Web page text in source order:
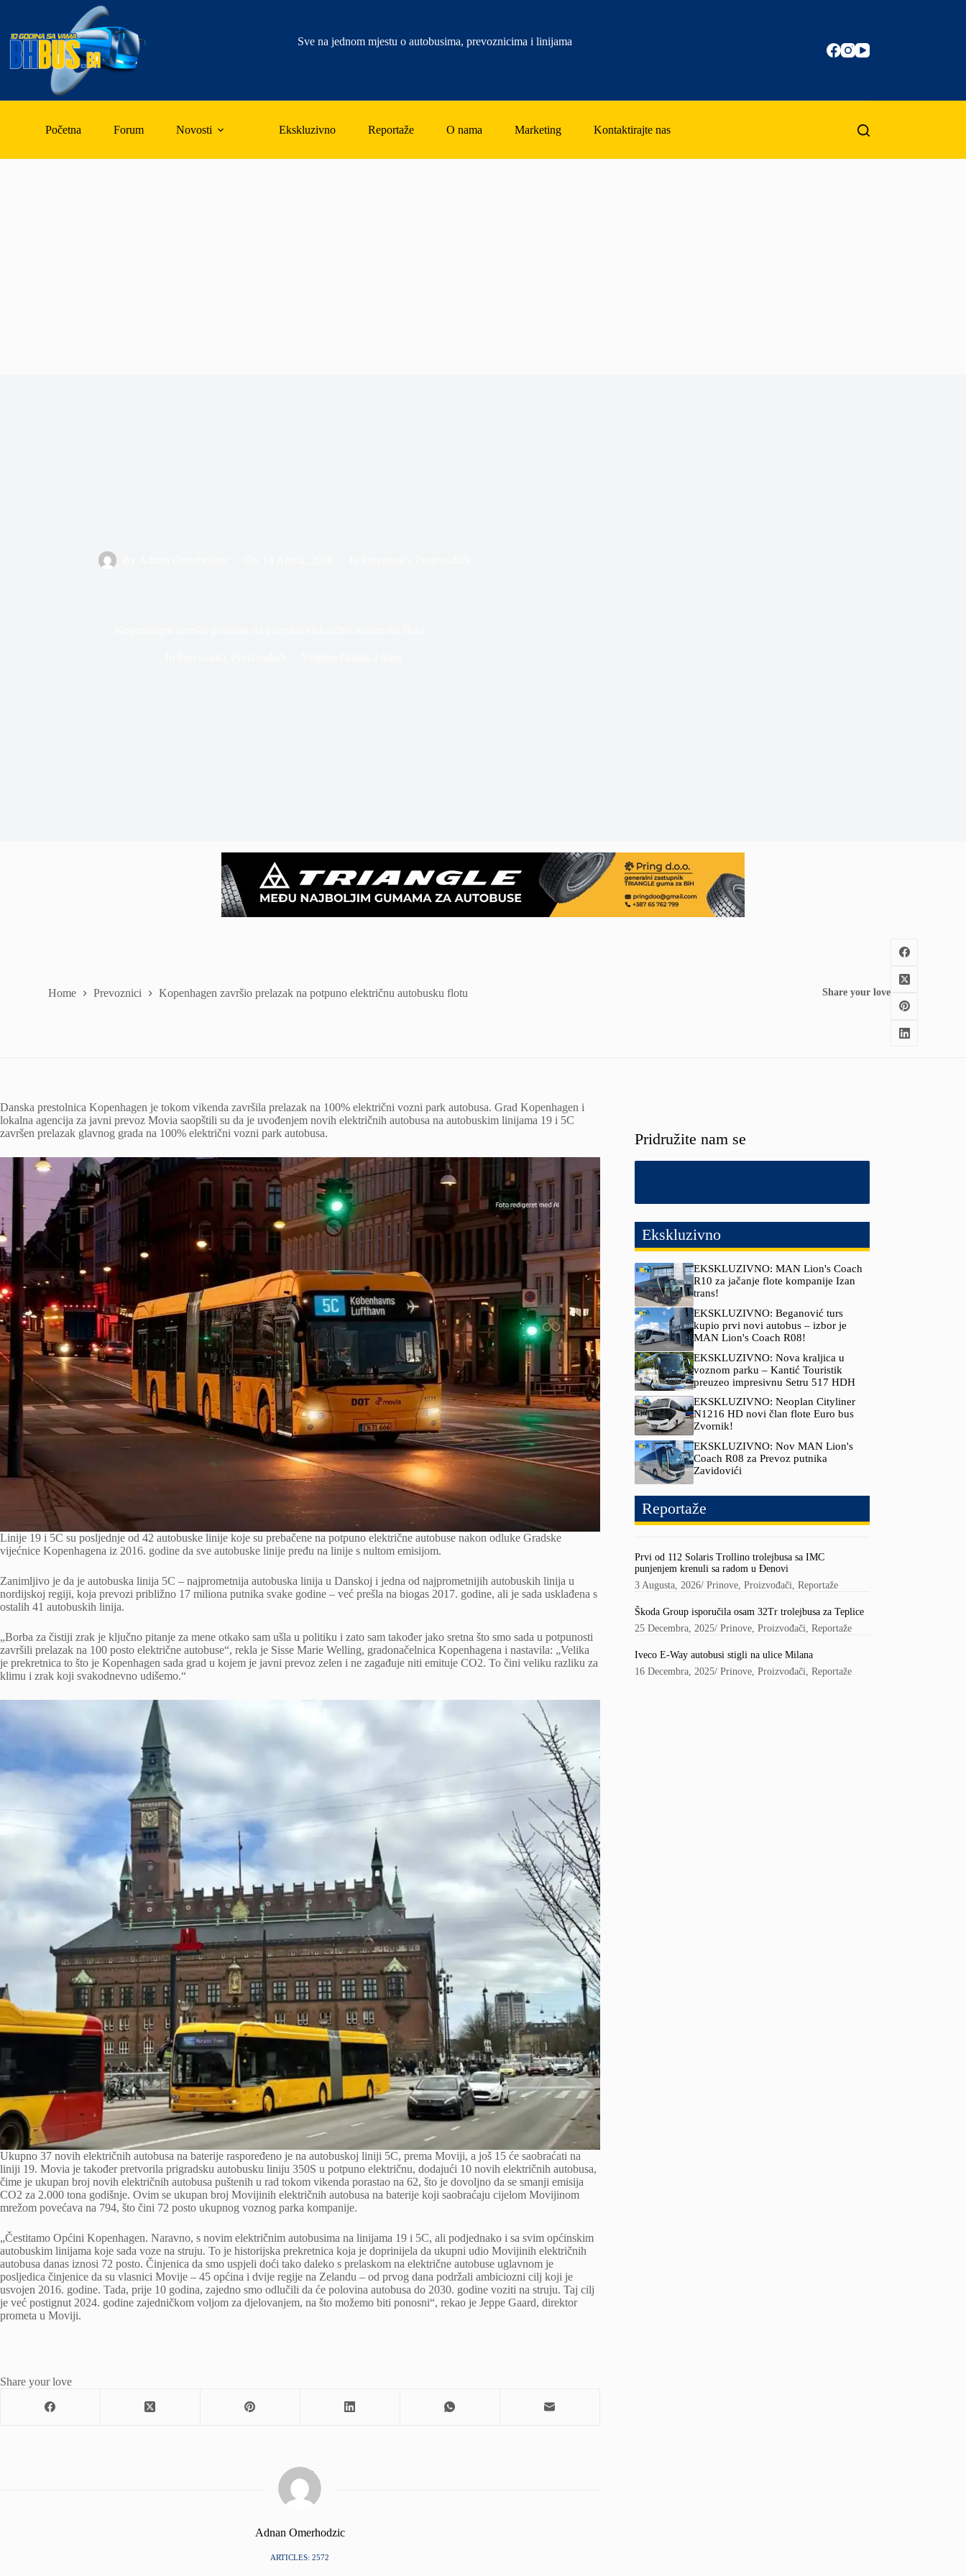
content
Sve na jednom mjestu o autobusima, prevoznicima i linijama
Početna Forum Novosti Ekskluzivno Reportaže O nama Marketing Kontaktirajte nas
Home Prevoznici Kopenhagen završio prelazak na potpuno električnu autobusku flotu Share your love
Danska prestolnica Kopenhagen je tokom vikenda završila prelazak na 100% električni vozni park autobusa. Grad Kopenhagen i
lokalna agencija za javni prevoz Movia saopštili su da je uvođenjem novih električnih autobusa na autobuskim linijama 19 i 5C
završen prelazak glavnog grada na 100% električni vozni park autobusa.
Linije 19 i 5C su posljednje od 42 autobuske linije koje su prebačene na potpuno električne autobuse nakon odluke Gradske
vijećnice Kopenhagena iz 2016. godine da sve autobuske linije pređu na linije s nultom emisijom.
Zanimljivo je da je autobuska linija 5C – najprometnija autobuska linija u Danskoj i jedna od najprometnijih autobuskih linija u
nordijskoj regiji, koja prevozi približno 17 miliona putnika svake godine – već prešla na biogas 2017. godine, ali je sada usklađena s
ostalih 41 autobuskih linija.
„Borba za čistiji zrak je ključno pitanje za mene otkako sam ušla u politiku i zato sam također jako sretna što smo sada u potpunosti
završili prelazak na 100 posto električne autobuse“, rekla je Sisse Marie Welling, gradonačelnica Kopenhagena i nastavila: „Velika
je prekretnica to što je Kopenhagen sada grad u kojem je javni prevoz zelen i ne zagađuje niti emituje CO2. To čini veliku razliku za
klimu i zrak koji svakodnevno udišemo.“
Ukupno 37 novih električnih autobusa na baterije raspoređeno je na autobuskoj liniji 5C, prema Moviji, a još 15 će saobraćati na
liniji 19. Movia je također pretvorila prigradsku autobusku liniju 350S u potpuno električnu, dodajući 10 novih električnih autobusa,
čime je ukupan broj novih električnih autobusa puštenih u rad tokom vikenda porastao na 62, što je dovoljno da se smanji emisija
CO2 za 2.000 tona godišnje. Ovim se ukupan broj Movijinih električnih autobusa na baterije koji saobraćaju cijelom Movijinom
mrežom povećava na 794, što čini 72 posto ukupnog voznog parka kompanije.
„Čestitamo Općini Kopenhagen. Naravno, s novim električnim autobusima na linijama 19 i 5C, ali podjednako i sa svim općinskim
autobuskim linijama koje sada voze na struju. To je historijska prekretnica koja je doprinijela da ukupni udio Movijinih električnih
autobusa danas iznosi 72 posto. Činjenica da smo uspjeli doći tako daleko s prelaskom na električne autobuse uglavnom je
posljedica činjenice da su vlasnici Movije – 45 općina i dvije regije na Zelandu – od prvog dana podržali ambiciozni cilj koji je
usvojen 2016. godine. Tada, prije 10 godina, zajedno smo odlučili da će polovina autobusa do 2030. godine voziti na struju. Taj cilj
je već postignut 2024. godine zajedničkom voljom za djelovanjem, na što možemo biti ponosni“, rekao je Jeppe Gaard, direktor
prometa u Moviji.
Share your love
Adnan Omerhodzic
ARTICLES: 2572
Pridružite nam se
Ekskluzivno
EKSKLUZIVNO: MAN Lion's Coach
R10 za jačanje flote kompanije Izan
trans!
EKSKLUZIVNO: Beganović turs
kupio prvi novi autobus – izbor je
MAN Lion's Coach R08!
EKSKLUZIVNO: Nova kraljica u
voznom parku – Kantić Touristik
preuzeo impresivnu Setru 517 HDH
EKSKLUZIVNO: Neoplan Cityliner
N1216 HD novi član flote Euro bus
Zvornik!
EKSKLUZIVNO: Nov MAN Lion's
Coach R08 za Prevoz putnika
Zavidovići
Reportaže
Prvi od 112 Solaris Trollino trolejbusa sa IMC
punjenjem krenuli sa radom u Đenovi
3 Augusta, 2026/Prinove,Proizvođači,Reportaže
Škoda Group isporučila osam 32Tr trolejbusa za Teplice
25 Decembra, 2025/Prinove,Proizvođači,Reportaže
Iveco E-Way autobusi stigli na ulice Milana
16 Decembra, 2025/Prinove,Proizvođači,Reportaže